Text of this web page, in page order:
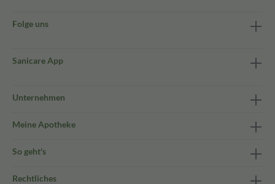
Folge uns
Sanicare App
Unternehmen
Meine Apotheke
So geht's
Rechtliches